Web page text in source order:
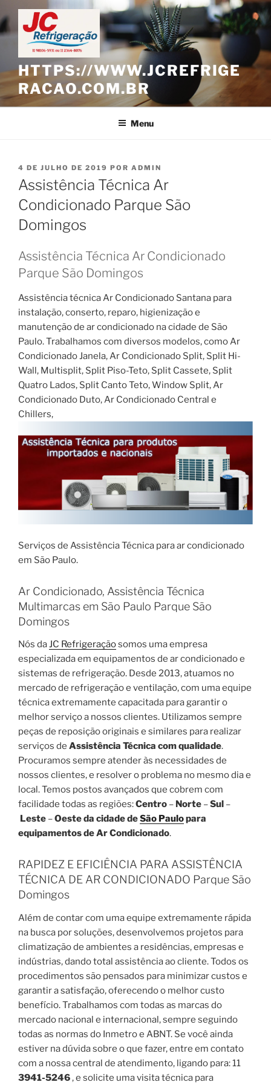
Pular
para
o
conteúdo
HTTPS://WWW.JCREFRIGE
RACAO.COM.BR
Menu
PUBLICADO
EM
4 DE JULHO DE 2019 POR ADMIN
Assistência Técnica Ar
Condicionado Parque São
Domingos
Assistência Técnica Ar Condicionado
Parque São Domingos
Assistência técnica Ar Condicionado Santana para
instalação, conserto, reparo, higienização e
manutenção de ar condicionado na cidade de São
Paulo. Trabalhamos com diversos modelos, como Ar
Condicionado Janela, Ar Condicionado Split, Split Hi-
Wall, Multisplit, Split Piso-Teto, Split Cassete, Split
Quatro Lados, Split Canto Teto, Window Split, Ar
Condicionado Duto, Ar Condicionado Central e
Chillers,
Serviços de Assistência Técnica para ar condicionado
em São Paulo.
Ar Condicionado, Assistência Técnica
Multimarcas em São Paulo Parque São
Domingos
Nós daJC Refrigeraçãosomos uma empresa
especializada em equipamentos de ar condicionado e
sistemas de refrigeração. Desde 2013, atuamos no
mercado de refrigeração e ventilação, com uma equipe
técnica extremamente capacitada para garantir o
melhor serviço a nossos clientes. Utilizamos sempre
peças de reposição originais e similares para realizar
serviços de Assistência Técnica com qualidade.
Procuramos sempre atender às necessidades de
nossos clientes, e resolver o problema no mesmo dia e
local. Temos postos avançados que cobrem com
facilidade todas as regiões:Centro – Norte –Sul –
Leste –Oeste da cidade deSão Paulopara
equipamentos de Ar Condicionado.
RAPIDEZ E EFICIÊNCIA PARA ASSISTÊNCIA
TÉCNICA DE AR CONDICIONADO Parque São
Domingos
Além de contar com uma equipe extremamente rápida
na busca por soluções, desenvolvemos projetos para
climatização de ambientes a residências, empresas e
indústrias, dando total assistência ao cliente. Todos os
procedimentos são pensados para minimizar custos e
garantir a satisfação, oferecendo o melhor custo
benefício. Trabalhamos com todas as marcas do
mercado nacional e internacional, sempre seguindo
todas as normas do Inmetro e ABNT. Se você ainda
estiver na dúvida sobre o que fazer, entre em contato
com a nossa central de atendimento, ligando para: 11
3941-5246, e solicite uma visita técnica para